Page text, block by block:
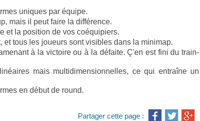
uniques par équipe.
mais il peut faire la différence.
et la position de vos coéquipiers.
et tous les joueurs sont visibles dans la minimap.
à la victoire ou à la défaite. Ç'en est fini du train-
mais multidimensionnelles, ce qui entraîne un
en début de round.
Partager cette page :